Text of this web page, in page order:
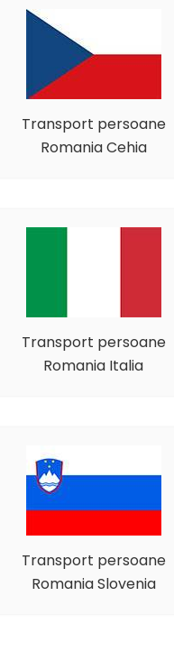
Transport persoane
Romania Cehia
Transport persoane
Romania Italia
Transport persoane
Romania Slovenia